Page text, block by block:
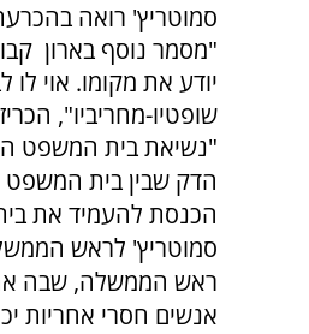
סמוטריץ' רואה
"מסמר נוסף בארון
יודע את מקומו. אוי
שופטיו-מחריביו",
"נשיאת בית המשפט
הדק שבין בית המשפט
הכנסת להעמיד את
סמוטריץ' לראש
ראש הממשלה, שבה
אנשים חסרי אחריות